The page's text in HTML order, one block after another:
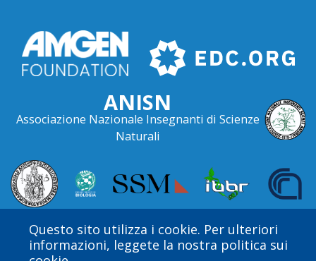
Questo sito utilizza i cookie. Per ulteriori
informazioni, leggete la nostra politica sui
ANISN
Associazione Nazionale Insegnanti di Scienze
Naturali